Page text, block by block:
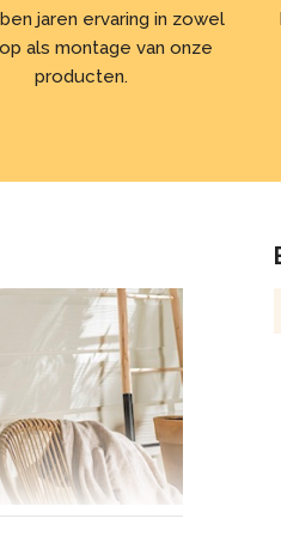
jaren ervaring in zowel
als montage van onze
producten.